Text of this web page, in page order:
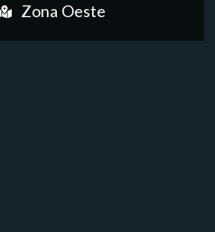
Zona Oeste